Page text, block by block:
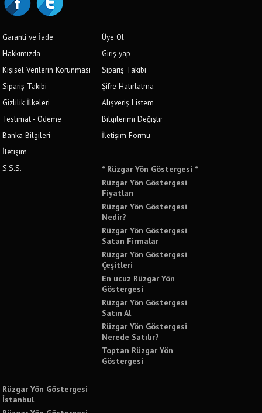
Garanti ve İade
Hakkımızda
Kişisel Verilerin Korunması
Sipariş Takibi
Gizlilik İlkeleri
Teslimat - Ödeme
Banka Bilgileri
İletişim
S.S.S.
Üye Ol
Giriş yap
Sipariş Takibi
Şifre Hatırlatma
Alışveriş Listem
Bilgilerimi Değiştir
İletişim Formu
* Rüzgar Yön Göstergesi *
Rüzgar Yön Göstergesi
Fiyatları
Rüzgar Yön Göstergesi
Nedir?
Rüzgar Yön Göstergesi
Satan Firmalar
Rüzgar Yön Göstergesi
Çeşitleri
En ucuz Rüzgar Yön
Göstergesi
Rüzgar Yön Göstergesi
Satın Al
Rüzgar Yön Göstergesi
Nerede Satılır?
Toptan Rüzgar Yön
Göstergesi
Rüzgar Yön Göstergesi
İstanbul